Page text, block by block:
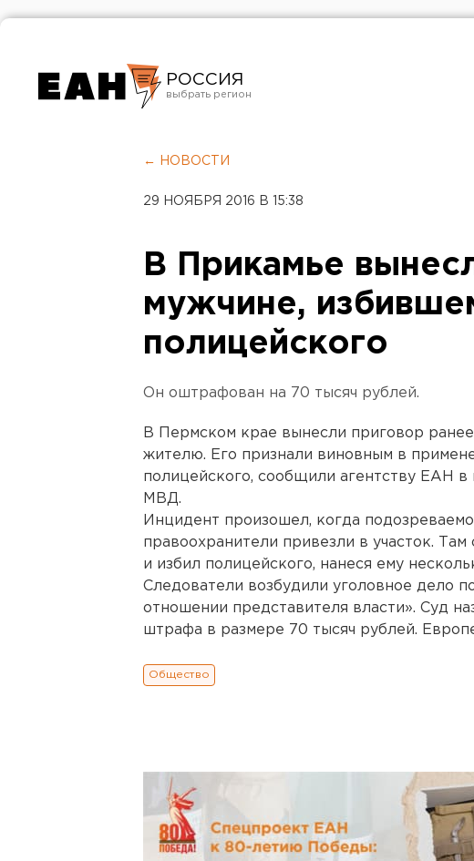
РОССИЯ
Челябинск
← НОВОСТИ
29 НОЯБРЯ 2016 В 15:38
В Прикамье
мужчине,
полицейского
Он оштрафован на 70 тысяч рублей.
В Пермском крае вынесли приговор
жителю. Его признали виновным в
полицейского, сообщили агентству ЕАН
МВД.
Инцидент произошел, когда
правоохранители привезли в участок. Там
и избил полицейского, нанеся ему
Следователи возбудили уголовное дело
отношении представителя власти». Суд
штрафа в размере 70 тысяч рублей.
Общество